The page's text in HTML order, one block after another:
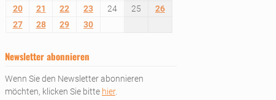
20
21 22 23 24 25
26
27
28 29 30
Newsletter abonnieren
Wenn Sie den Newsletter abonnieren
möchten, klicken Sie bitte hier.